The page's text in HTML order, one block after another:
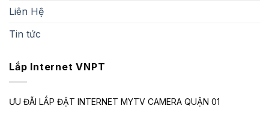
Liên Hệ
Tin tức
Lắp Internet VNPT
ƯU ĐÃI LẮP ĐẶT INTERNET MYTV CAMERA QUẬN 01